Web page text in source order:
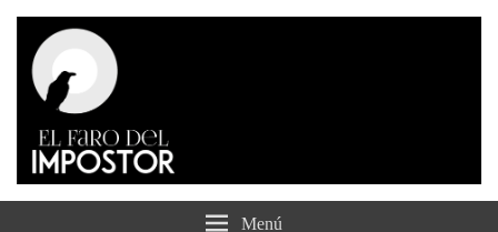
El Faro del Impostor
Menú